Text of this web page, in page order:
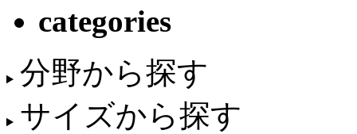
categories
分野から探す
サイズから探す